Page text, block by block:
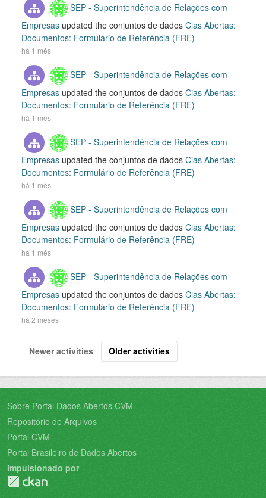
SEP - Superintendência de Relações com
Empresas updated the conjuntos de dados Cias Abertas:
Documentos: Formulário de Referência (FRE)
há 1 mês
SEP - Superintendência de Relações com
Empresas updated the conjuntos de dados Cias Abertas:
Documentos: Formulário de Referência (FRE)
há 1 mês
SEP - Superintendência de Relações com
Empresas updated the conjuntos de dados Cias Abertas:
Documentos: Formulário de Referência (FRE)
há 1 mês
SEP - Superintendência de Relações com
Empresas updated the conjuntos de dados Cias Abertas:
Documentos: Formulário de Referência (FRE)
há 1 mês
SEP - Superintendência de Relações com
Empresas updated the conjuntos de dados Cias Abertas:
Documentos: Formulário de Referência (FRE)
há 2 meses
Newer activities Older activities
Sobre Portal Dados Abertos CVM
Repositório de Arquivos
Portal CVM
Portal Brasileiro de Dados Abertos
Impulsionado por